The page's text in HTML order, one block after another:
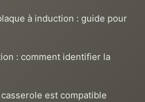
à induction : guide pour
: comment identifier la
est compatible